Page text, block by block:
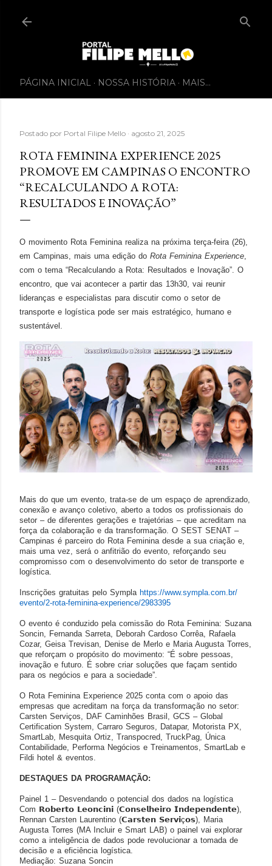
PÁGINA INICIAL NOSSA HISTÓRIA MAIS…
Postado por Portal Filipe Mello agosto 21, 2025
ROTA FEMININA EXPERIENCE 2025
PROMOVE EM CAMPINAS O ENCONTRO
“RECALCULANDO A ROTA:
RESULTADOS E INOVAÇÃO”
O movimento Rota Feminina realiza na próxima terça-feira (26),
em Campinas, mais uma edição do Rota Feminina Experience
com o tema “Recalculando a Rota: Resultados e Inovação”. O
encontro, que vai acontecer a partir das 13h30, vai reunir
lideranças e especialistas para discutir como o setor de
transporte e logística pode ser mais estratégico, humano e
sustentável.
Mais do que um evento, trata-se de um espaço de aprendizado,
conexão e avanço coletivo, aberto a todos os profissionais do
setor – de diferentes gerações e trajetórias – que acreditam na
força da colaboração e da transformação. O SEST SENAT –
Campinas é parceiro do Rota Feminina desde a sua criação e,
mais uma vez, será o anfitrião do evento, reforçando seu
compromisso com o desenvolvimento do setor de transporte e
logística.
Inscrições gratuitas pelo Sympla https://www.sympla.com.br/
evento/2-rota-feminina-experience/2983395
O evento é conduzido pela comissão do Rota Feminina: Suzana
Soncin, Fernanda Sarreta, Deborah Cardoso Corrêa, Rafaela
Cozar, Geisa Trevisan, Denise de Merlo e Maria Augusta Torres,
que reforçam o propósito do movimento: “É sobre pessoas,
inovação e futuro. É sobre criar soluções que façam sentido
para os negócios e para a sociedade”.
O Rota Feminina Experience 2025 conta com o apoio das
empresas que acreditam na força da transformação no setor:
Carsten Serviços, DAF Caminhões Brasil, GCS – Global
Certification System, Carraro Seguros, Datapar, Motorista PX,
SmartLab, Mesquita Ortiz, Transpocred, TruckPag, Única
Contabilidade, Performa Negócios e Treinamentos, SmartLab e
Fildi hotel & eventos.
DESTAQUES DA PROGRAMAÇÃO:
Painel 1 – Desvendando o potencial dos dados na logística
Com 𝗥𝗼𝗯𝗲𝗿𝘁𝗼 𝗟𝗲𝗼𝗻𝗰𝗶𝗻𝗶 (𝗖𝗼𝗻𝘀𝗲𝗹𝗵𝗲𝗶𝗿𝗼 𝗜𝗻𝗱𝗲𝗽𝗲𝗻𝗱𝗲𝗻𝘁𝗲),
Rennan Carsten Laurentino (𝗖𝗮𝗿𝘀𝘁𝗲𝗻 𝗦𝗲𝗿𝘃𝗶ç𝗼𝘀), Maria
Augusta Torres (MA Incluir e Smart LAB) o painel vai explorar
como a inteligência de dados pode revolucionar a tomada de
decisão e a eficiência logística.
Mediação: Suzana Soncin